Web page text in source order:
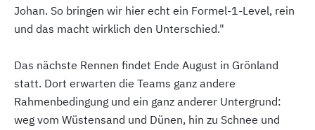
Johan. So bringen wir hier echt ein Formel-1-Level, rein
und das macht wirklich den Unterschied."
Das nächste Rennen findet Ende August in Grönland
statt. Dort erwarten die Teams ganz andere
Rahmenbedingung und ein ganz anderer Untergrund:
weg vom Wüstensand und Dünen, hin zu Schnee und